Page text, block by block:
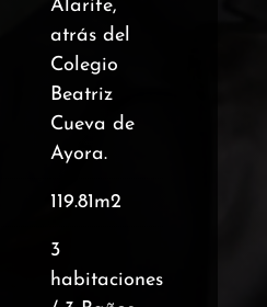
Alarife,
atrás del
Colegio
Beatriz
Cueva de
Ayora.
119.81m2
3
habitaciones